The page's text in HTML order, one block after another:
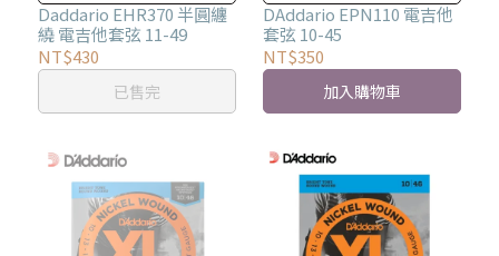
形纏繞，然後經過精密研
磨， 使外表面光滑且“半平
整”
Daddario EHR370 半圓纏
繞 電吉他套弦 11-49
NT$430
已售完
吉他琴弦
DAddario EPN110 電吉他
套弦 10-45
NT$350
加入購物車